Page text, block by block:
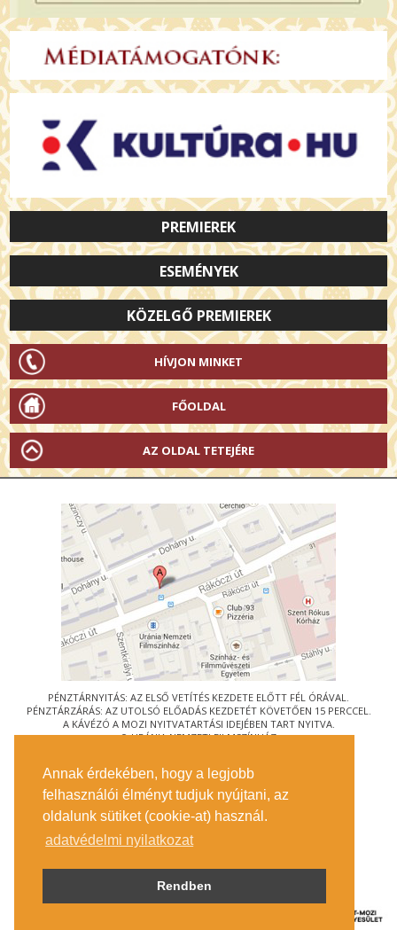
Annak érdekében, hogy a legjobb
felhasználói élményt tudjuk nyújtani, az
oldalunk sütiket (cookie-at) használ.
adatvédelmi nyilatkozat
Rendben
PREMIEREK
ESEMÉNYEK
KÖZELGŐ PREMIEREK
HÍVJON MINKET
FŐOLDAL
AZ OLDAL TETEJÉRE
PÉNZTÁRNYITÁS: AZ ELSŐ VETÍTÉS KEZDETE ELŐTT FÉL ÓRÁVAL.
PÉNZTÁRZÁRÁS: AZ UTOLSÓ ELŐADÁS KEZDETÉT KÖVETŐEN 15 PERCCEL.
A KÁVÉZÓ A MOZI NYITVATARTÁSI IDEJÉBEN TART NYITVA.
© URÁNIA NEMZETI FILMSZÍNHÁZ
1088 BUDAPEST, RÁKÓCZI ÚT 21.
MEGKÖZELÍTÉS
JEGYINFORMÁCIÓ
ÍRJON NEKÜNK!
KÖZÉRDEKŰ ADATOK